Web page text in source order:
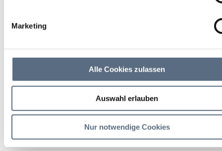
Marketing
Alle Cookies zulassen
Auswahl erlauben
Nur notwendige Cookies